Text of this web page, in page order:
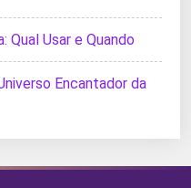
Qual Usar e Quando
Encantador da